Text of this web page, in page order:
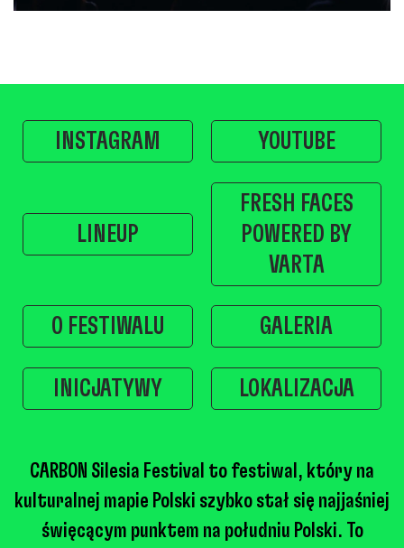
INSTAGRAM YOUTUBE
LINEUP
FRESH FACES
POWERED BY
VARTA
O FESTIWALU GALERIA
INICJATYWY LOKALIZACJA
CARBON Silesia Festival to festiwal, który na
kulturalnej mapie Polski szybko stał się najjaśniej
święcącym punktem na południu Polski. To